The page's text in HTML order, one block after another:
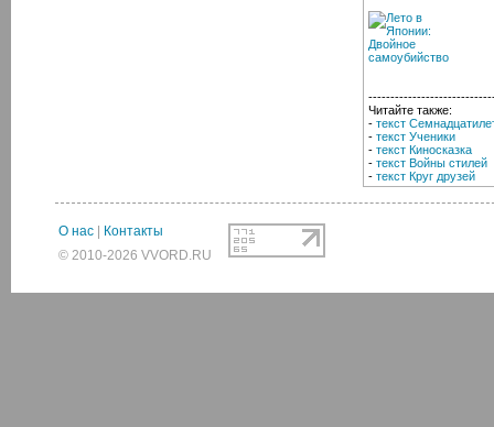
Читайте также:
- текст
- текст Ученики
- текст Киносказка
- текст Войны стилей
- текст Круг друзей
О нас
Контакты
© 2010-2026 VVORD.RU